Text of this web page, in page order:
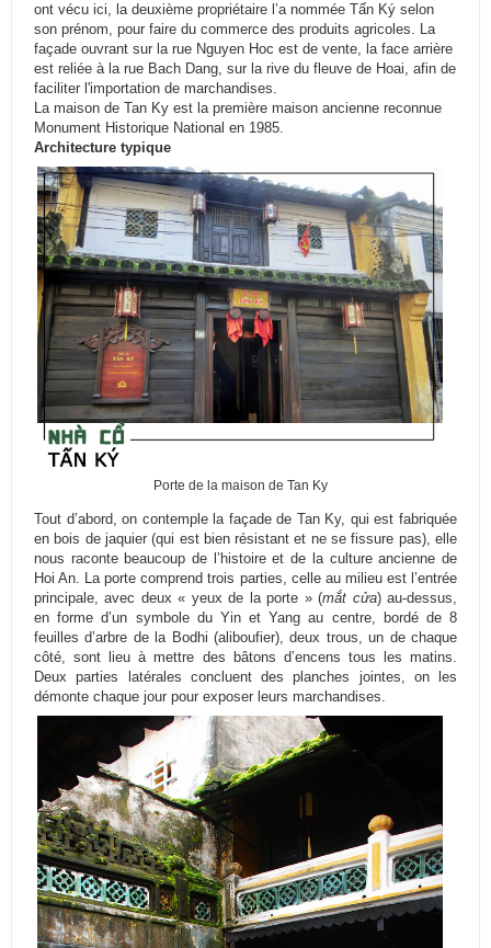
ont vécu ici, la deuxième propriétaire l’a nommée Tấn Ký selon
son prénom, pour faire du commerce des produits agricoles. La
façade ouvrant sur la rue Nguyen Hoc est de vente, la face arrière
est reliée à la rue Bach Dang, sur la rive du fleuve de Hoai, afin de
faciliter l'importation de marchandises.
La maison de Tan Ky est la première maison ancienne reconnue
Monument Historique National en 1985.
Architecture typique
Porte de la maison de Tan Ky
Tout d’abord, on contemple la façade de Tan Ky, qui est fabriquée
en bois de jaquier (qui est bien résistant et ne se fissure pas), elle
nous raconte beaucoup de l’histoire et de la culture ancienne de
Hoi An. La porte comprend trois parties, celle au milieu est l’entrée
principale, avec deux « yeux de la porte » (mắt cửa) au-dessus,
en forme d’un symbole du Yin et Yang au centre, bordé de 8
feuilles d’arbre de la Bodhi (aliboufier), deux trous, un de chaque
côté, sont lieu à mettre des bâtons d’encens tous les matins.
Deux parties latérales concluent des planches jointes, on les
démonte chaque jour pour exposer leurs marchandises.